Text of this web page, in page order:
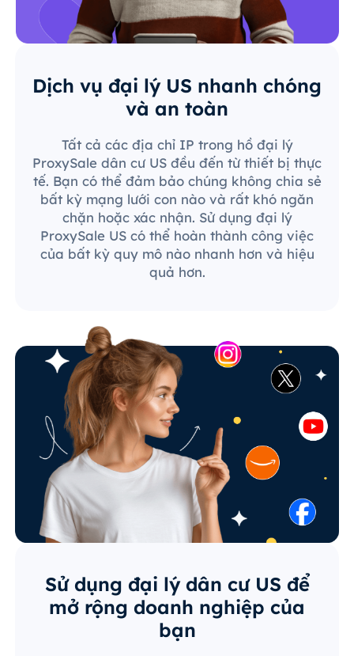
Dịch vụ đại lý US nhanh chóng
và an toàn
Tất cả các địa chỉ IP trong hồ đại lý
ProxySale dân cư US đều đến từ thiết bị thực
tế. Bạn có thể đảm bảo chúng không chia sẻ
bất kỳ mạng lưới con nào và rất khó ngăn
chặn hoặc xác nhận. Sử dụng đại lý
ProxySale US có thể hoàn thành công việc
của bất kỳ quy mô nào nhanh hơn và hiệu
quả hơn.
Sử dụng đại lý dân cư US để
mở rộng doanh nghiệp của
bạn